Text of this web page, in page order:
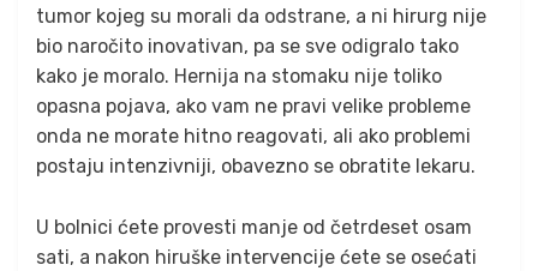
tumor kojeg su morali da odstrane, a ni hirurg nije
bio naročito inovativan, pa se sve odigralo tako
kako je moralo. Hernija na stomaku nije toliko
opasna pojava, ako vam ne pravi velike probleme
onda ne morate hitno reagovati, ali ako problemi
postaju intenzivniji, obavezno se obratite lekaru.
U bolnici ćete provesti manje od četrdeset osam
sati, a nakon hiruške intervencije ćete se osećati